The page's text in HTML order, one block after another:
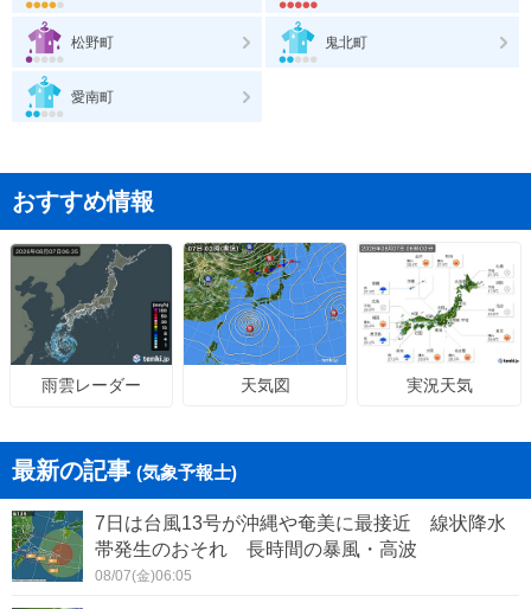
松野町 鬼北町
愛南町
おすすめ情報
雨雲レーダー 天気図 実況天気
最新の記事 (気象予報士)
7日は台風13号が沖縄や奄美に最接近 線状降水
帯発生のおそれ 長時間の暴風・高波
08/07(金)06:05